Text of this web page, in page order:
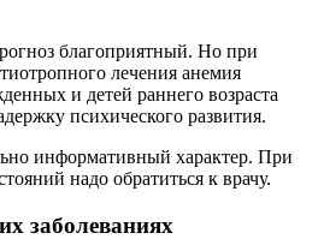
благоприятный. Но при
лечения анемия
и детей раннего возраста
психического развития.
информативный характер. При
надо обратиться к врачу.
заболеваниях